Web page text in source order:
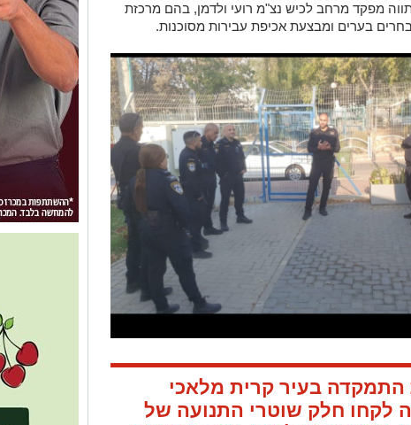
מפקד מרחב לכיש נצ"מ רועי ולדמן, בהם מרכזת
בערים ומבצעת אכיפת עבירות מסוכנות.
התמקדה בעיר קרית מלאכי
לקחו חלק שוטרי התנועה של